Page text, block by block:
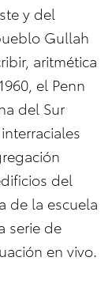
y del
Gullah
aritmética
el Penn
del Sur
del
de la escuela
serie de
en vivo.